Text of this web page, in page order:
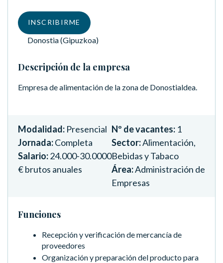
Donostia (Gipuzkoa)
INSCRIBIRME
Descripción de la empresa
Empresa de alimentación de la zona de Donostialdea.
Modalidad: Presencial
Jornada:Completa
Salario:24.000-30.0000
€ brutos anuales
Nº de vacantes: 1
Sector:Alimentación,
Bebidas y Tabaco
Área:Administración de
Empresas
Funciones
Recepción y verificación de mercancía de
proveedores
Organización y preparación del producto para